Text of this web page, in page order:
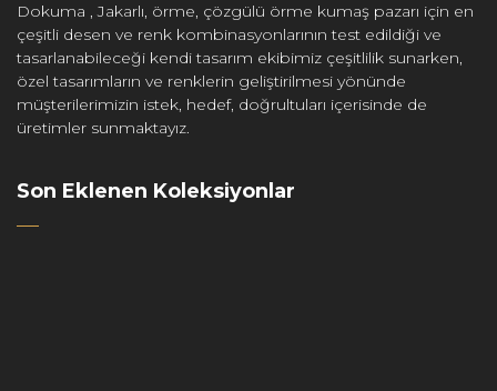
Dokuma , Jakarlı, örme, çözgülü örme kumaş pazarı için en
çeşitli desen ve renk kombinasyonlarının test edildiği ve
tasarlanabileceği kendi tasarım ekibimiz çeşitlilik sunarken,
özel tasarımların ve renklerin geliştirilmesi yönünde
müşterilerimizin istek, hedef, doğrultuları içerisinde de
üretimler sunmaktayız.
Son Eklenen Koleksiyonlar